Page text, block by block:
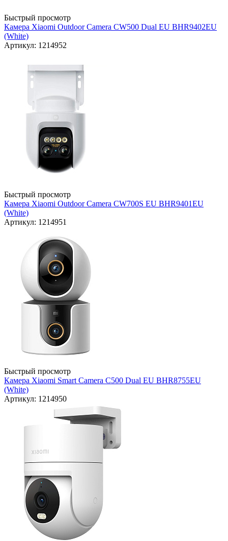
Быстрый просмотр
Камера Xiaomi Outdoor Camera CW500 Dual EU BHR9402EU
(White)
Артикул: 1214952
Быстрый просмотр
Камера Xiaomi Outdoor Camera CW700S EU BHR9401EU
(White)
Артикул: 1214951
Быстрый просмотр
Камера Xiaomi Smart Camera C500 Dual EU BHR8755EU
(White)
Артикул: 1214950